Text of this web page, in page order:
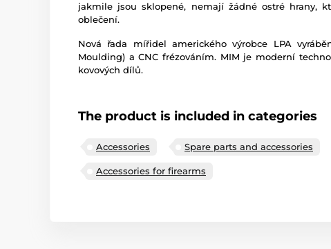
jakmile jsou sklopené, nemají žádné ostré hrany,
oblečení.
Nová řada mířidel amerického výrobce LPA
Moulding) a CNC frézováním. MIM je moderní
kovových dílů.
The product is included in categories
Accessories Spare parts and accessories
Accessories for firearms